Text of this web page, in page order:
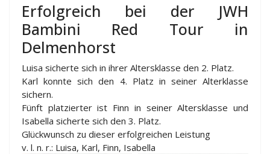
Erfolgreich bei der JWH
Bambini Red Tour in
Delmenhorst
Luisa sicherte sich in ihrer Altersklasse den 2. Platz.
Karl konnte sich den 4. Platz in seiner Alterklasse
sichern.
Fünft platzierter ist Finn in seiner Altersklasse und
Isabella sicherte sich den 3. Platz.
Glückwunsch zu dieser erfolgreichen Leistung
v. l. n. r.: Luisa, Karl, Finn, Isabella